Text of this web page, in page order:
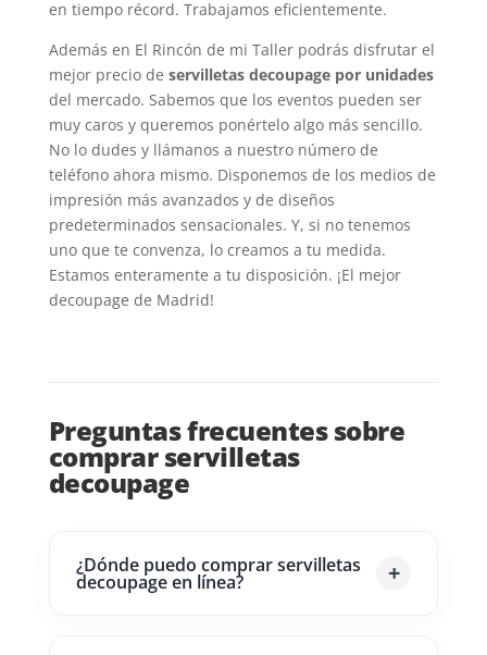
en tiempo récord. Trabajamos eficientemente.
Además en El Rincón de mi Taller podrás disfrutar el
mejor precio de servilletas decoupage por unidades
del mercado. Sabemos que los eventos pueden ser
muy caros y queremos ponértelo algo más sencillo.
No lo dudes y llámanos a nuestro número de
teléfono ahora mismo. Disponemos de los medios de
impresión más avanzados y de diseños
predeterminados sensacionales. Y, si no tenemos
uno que te convenza, lo creamos a tu medida.
Estamos enteramente a tu disposición. ¡El mejor
decoupage de Madrid!
Preguntas frecuentes sobre
comprar servilletas
decoupage
¿Dónde puedo comprar servilletas
decoupage en línea?